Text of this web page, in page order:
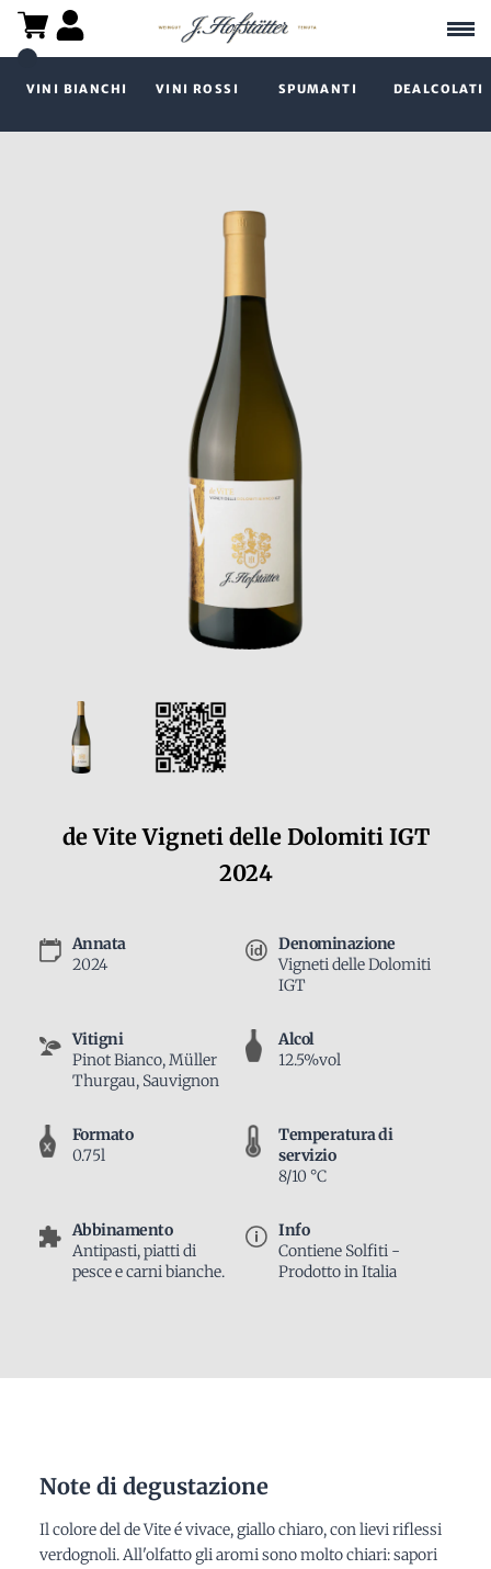
VINI BIANCHI VINI ROSSI SPUMANTI DEALCOLATI
de Vite Vigneti delle Dolomiti IGT
2024
Annata
2024
Denominazione
Vigneti delle Dolomiti
IGT
Vitigni
Pinot Bianco, Müller
Thurgau, Sauvignon
Alcol
12.5%vol
Formato
0.75l
Temperatura di
servizio
8/10 °C
Abbinamento
Antipasti, piatti di
pesce e carni bianche.
Info
Contiene Solfiti -
Prodotto in Italia
Note di degustazione
Il colore del de Vite é vivace, giallo chiaro, con lievi riflessi
verdognoli. All'olfatto gli aromi sono molto chiari: sapori